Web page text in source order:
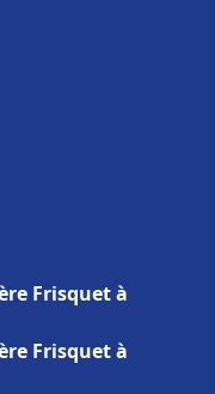
Frisquet à
Frisquet à